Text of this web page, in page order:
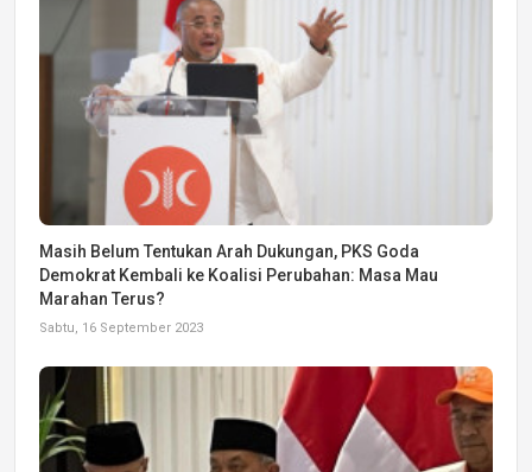
Masih Belum Tentukan Arah Dukungan, PKS Goda
Demokrat Kembali ke Koalisi Perubahan: Masa Mau
Marahan Terus?
Sabtu, 16 September 2023